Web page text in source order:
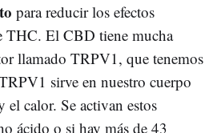
para reducir los efectos
THC. El CBD tiene mucha
llamado TRPV1, que tenemos
sirve en nuestro cuerpo
calor. Se activan estos
ácido o si hay más de 43